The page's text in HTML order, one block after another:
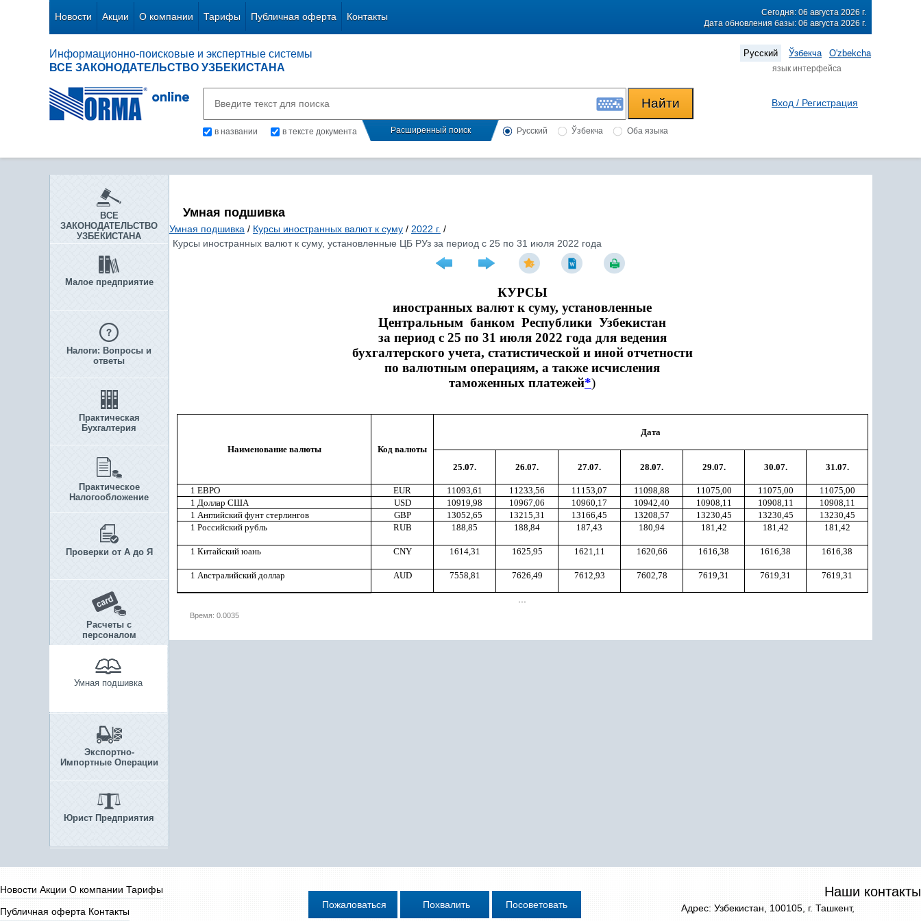
Новости Акции О компании Тарифы Публичная оферта Контакты
Сегодня: 06 августа 2026 г.
Дата обновления базы: 06 августа 2026 г.
Информационно-поисковые и экспертные системы
ВСЕ ЗАКОНОДАТЕЛЬСТВО УЗБЕКИСТАНА
Русский Ўзбекча O'zbekcha
язык интерфейса
в названии в тексте документа Расширенный поиск Русский Ўзбекча Оба языка
Вход / Регистрация
ВСЕ
ЗАКОНОДАТЕЛЬСТВО
УЗБЕКИСТАНА
Малое предприятие
Налоги: Вопросы и
ответы
Практическая
Бухгалтерия
Практическое
Налогообложение
Проверки от А до Я
Расчеты с
персоналом
Умная подшивка
Экспортно-
Импортные Операции
Юрист Предприятия
Умная подшивка
Умная подшивка / Курсы иностранных валют к суму / 2022 г. /
Курсы иностранных валют к суму, установленные ЦБ РУз за период с 25 по 31 июля 2022 года
КУРСЫ
иностранных валют к суму, установленные
Центральным банком Республики Узбекистан
за период с 25 по 31 июля 2022 года для ведения
бухгалтерского учета, статистической и иной отчетности
по валютным операциям, а также исчисления
таможенных платежей*)
Наименование валюты Код валюты
Дата
25.07. 26.07. 27.07. 28.07. 29.07. 30.07. 31.07.
1 ЕВРО EUR 11093,61 11233,56 11153,07 11098,88 11075,00 11075,00
11075,00
1 Доллар США
USD 10919,98 10967,06 10960,17 10942,40 10908,11 10908,11
10908,11
1 Английский фунт стерлингов
GBP 13052,65 13215,31 13166,45 13208,57 13230,45 13230,45
13230,45
1 Российский рубль
RUB 188,85 188,84 187,43 180,94 181,42 181,42 181,42
1 Китайский юань CNY 1614,31 1625,95 1621,11 1620,66 1616,38 1616,38 1616,38
1 Австралийский доллар AUD 7558,81 7626,49 7612,93 7602,78 7619,31 7619,31 7619,31
Время: 0.0035
Новости Акции О компании Тарифы
Публичная оферта Контакты
Наши контакты
Адрес: Узбекистан, 100105, г. Ташкент,